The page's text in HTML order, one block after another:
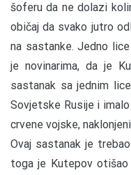
šoferu da ne dolazi
običaj da svako jutro
na sastanke. Jedno
je novinarima, da je
sastanak sa jednim
Sovjetske Rusije i
crvene vojske,
Ovaj sastanak je
toga je Kutepov